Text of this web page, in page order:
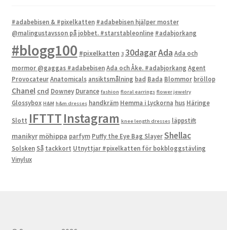
#adabebisen & #pixelkatten #adabebisen hjälper moster
@malingustavsson på jobbet. #starstableonline #adabjorkang
#blogg100 #pixelkatten 3 30dagarAda Ada och
mormor @gaggas #adabebisenAda och Åke. #adabjorkang Agent
ProvocateurAnatomicals ansiktsmålning bad Bada Blommor bröllop
Chanel cnd Downey Durance fashion floral earrings flower jewelry
Glossybox H&M h&m dresses handkräm Hemma i Lyckorna hus Häringe
Slott IFTTTInstagram knee length dresses läppstift
manikyr möhippa parfym Puffy the Eye Bag SlayerShellac
Solsken Så tackkort Utnyttjar #pixelkatten för bokbloggstävling
Vinylux